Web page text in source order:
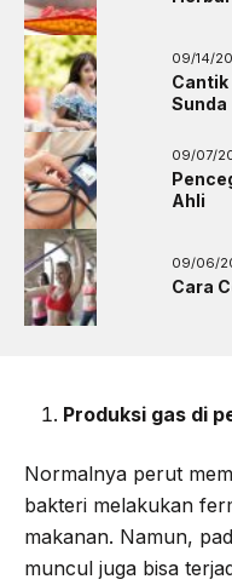
09/14/
Cantik
Sunda
09/07/
Ahli
09/06/
Cara
Produksi gas di
Normalnya perut
bakteri melakukan
makanan. Namun,
muncul juga bisa